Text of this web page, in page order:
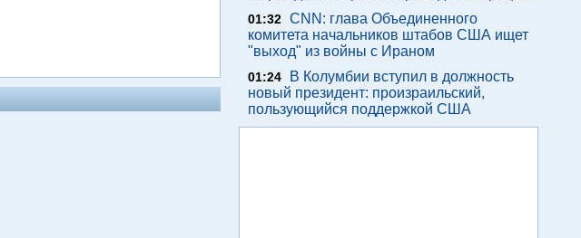
01:32 CNN: глава Объединенного
комитета начальников штабов США ищет
"выход" из войны с Ираном
01:24
В Колумбии вступил в должность
новый президент: произраильский,
пользующийся поддержкой США